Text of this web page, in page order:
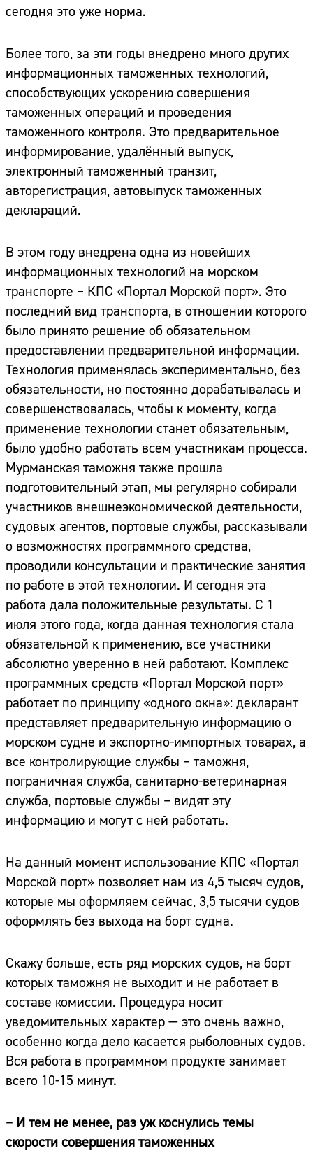
сегодня это уже норма.
Более того, за эти годы внедрено много других
информационных таможенных технологий,
способствующих ускорению совершения
таможенных операций и проведения
таможенного контроля. Это предварительное
информирование, удалённый выпуск,
электронный таможенный транзит,
авторегистрация, автовыпуск таможенных
деклараций.
В этом году внедрена одна из новейших
информационных технологий на морском
транспорте – КПС «Портал Морской порт». Это
последний вид транспорта, в отношении которого
было принято решение об обязательном
предоставлении предварительной информации.
Технология применялась экспериментально, без
обязательности, но постоянно дорабатывалась и
совершенствовалась, чтобы к моменту, когда
применение технологии станет обязательным,
было удобно работать всем участникам процесса.
Мурманская таможня также прошла
подготовительный этап, мы регулярно собирали
участников внешнеэкономической деятельности,
судовых агентов, портовые службы, рассказывали
о возможностях программного средства,
проводили консультации и практические занятия
по работе в этой технологии. И сегодня эта
работа дала положительные результаты. С 1
июля этого года, когда данная технология стала
обязательной к применению, все участники
абсолютно уверенно в ней работают. Комплекс
программных средств «Портал Морской порт»
работает по принципу «одного окна»: декларант
представляет предварительную информацию о
морском судне и экспортно-импортных товарах, а
все контролирующие службы – таможня,
пограничная служба, санитарно-ветеринарная
служба, портовые службы – видят эту
информацию и могут с ней работать.
На данный момент использование КПС «Портал
Морской порт» позволяет нам из 4,5 тысяч судов,
которые мы оформляем сейчас, 3,5 тысячи судов
оформлять без выхода на борт судна.
Скажу больше, есть ряд морских судов, на борт
которых таможня не выходит и не работает в
составе комиссии. Процедура носит
уведомительных характер — это очень важно,
особенно когда дело касается рыболовных судов.
Вся работа в программном продукте занимает
всего 10-15 минут.
– И тем не менее, раз уж коснулись темы
скорости совершения таможенных